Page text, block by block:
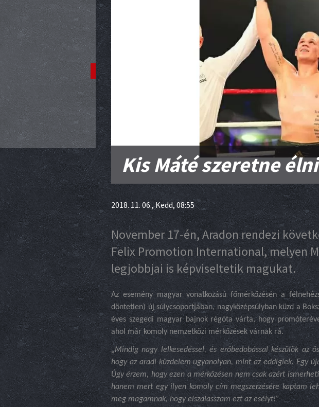
Kis Máté szeretne
2018. 11. 06., Kedd, 08:55
November 17-én, Aradon rendezi
Felix Promotion International, melyen
legjobbjai is képviseltetik magukat.
Az esemény magyar vonatkozású főmérkőzésén a
döntetlen) új súlycsoportjában, nagyközépsúlyban küzd a
éves szegedi magyar bajnok régóta várta, hogy
ahol már komoly nemzetközi mérkőzések várnak rá.
„Mindig nagy lelkesedéssel, és erőbedobással készülök az
hogy az aradi küzdelem ugyanolyan, mint az eddigiek. Egy
Úgy érzem, hogy ezen a mérkőzésen nem csak azért
hanem mert egy ilyen komoly cím megszerzésére kaptam
meg magamnak, hogy elszalasszam ezt az esélyt!”